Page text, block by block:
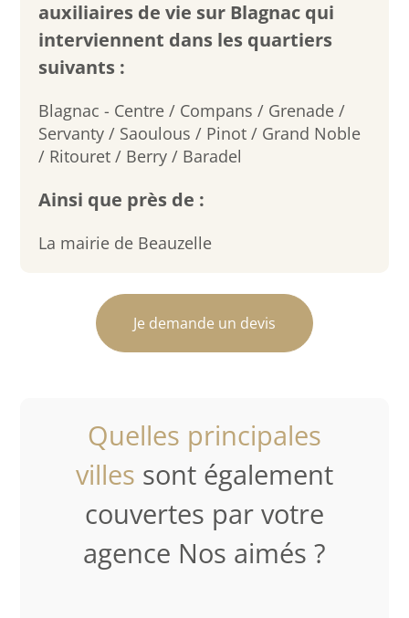
auxiliaires de vie sur Blagnac qui
interviennent dans les quartiers
suivants :
Blagnac - Centre / Compans / Grenade /
Servanty / Saoulous / Pinot / Grand Noble
/ Ritouret / Berry / Baradel
Ainsi que près de :
La mairie de Beauzelle
Je demande un devis
Quelles principales
villes sont également
couvertes par votre
agence Nos aimés ?